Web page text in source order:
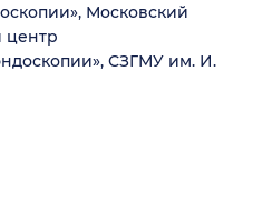
Московский
центр
СЗГМУ им. И.